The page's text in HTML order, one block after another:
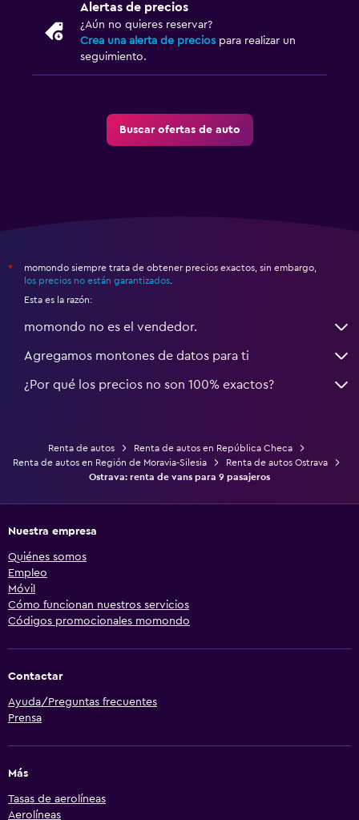
Alertas de precios
¿Aún no quieres reservar?
Crea una alerta de precios para realizar un
seguimiento.
Buscar ofertas de auto
*
momondo siempre trata de obtener precios exactos, sin embargo,
los precios no están garantizados
Esta es la razón:
momondo no es el vendedor.
Agregamos montones de datos para ti
¿Por qué los precios no son 100% exactos?
Renta de autos
Renta de autos en República Checa
Renta de autos en Región de Moravia-Silesia
Renta de autos Ostrava
Ostrava: renta de vans para 9 pasajeros
Nuestra empresa
Quiénes somos
Empleo
Móvil
Cómo funcionan nuestros servicios
Códigos promocionales momondo
Contactar
Ayuda/Preguntas frecuentes
Prensa
Más
Tasas de aerolíneas
Aerolíneas